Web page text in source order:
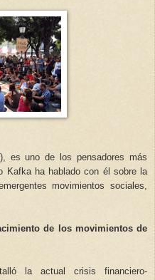
es uno de los pensadores más
Kafka ha hablado con él sobre la
movimientos sociales,
de los movimientos de
la actual crisis financiero-